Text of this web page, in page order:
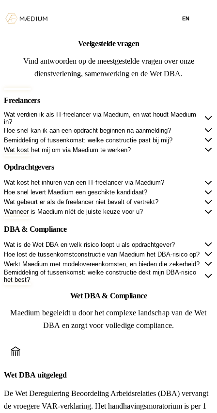
EN
Veelgestelde vragen
Vind antwoorden op de meestgestelde vragen over onze
dienstverlening, samenwerking en de Wet DBA.
Freelancers
Wat verdien ik als IT-freelancer via Maedium, en wat houdt Maedium
in?
Hoe snel kan ik aan een opdracht beginnen na aanmelding?
Bemiddeling of tussenkomst: welke constructie past bij mij?
Wat kost het mij om via Maedium te werken?
Opdrachtgevers
Wat kost het inhuren van een IT-freelancer via Maedium?
Hoe snel levert Maedium een geschikte kandidaat?
Wat gebeurt er als de freelancer niet bevalt of vertrekt?
Wanneer is Maedium níét de juiste keuze voor u?
DBA & Compliance
Wat is de Wet DBA en welk risico loopt u als opdrachtgever?
Hoe lost de tussenkomstconstructie van Maedium het DBA-risico op?
Werkt Maedium met modelovereenkomsten, en bieden die zekerheid?
Bemiddeling of tussenkomst: welke constructie dekt mijn DBA-risico
het best?
Wet DBA & Compliance
Maedium begeleidt u door het complexe landschap van de Wet
DBA en zorgt voor volledige compliance.
Wet DBA uitgelegd
De Wet Deregulering Beoordeling Arbeidsrelaties (DBA) vervangt
de vroegere VAR-verklaring. Het handhavingsmoratorium is per 1